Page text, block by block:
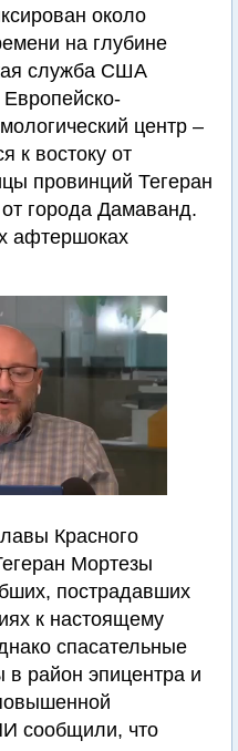
около
на глубине
служба США
центр –
к востоку от
провинций Тегеран
города Дамаванд.
афтершоках
Красного
Мортезы
пострадавших
к настоящему
спасательные
район эпицентра и
сообщили, что